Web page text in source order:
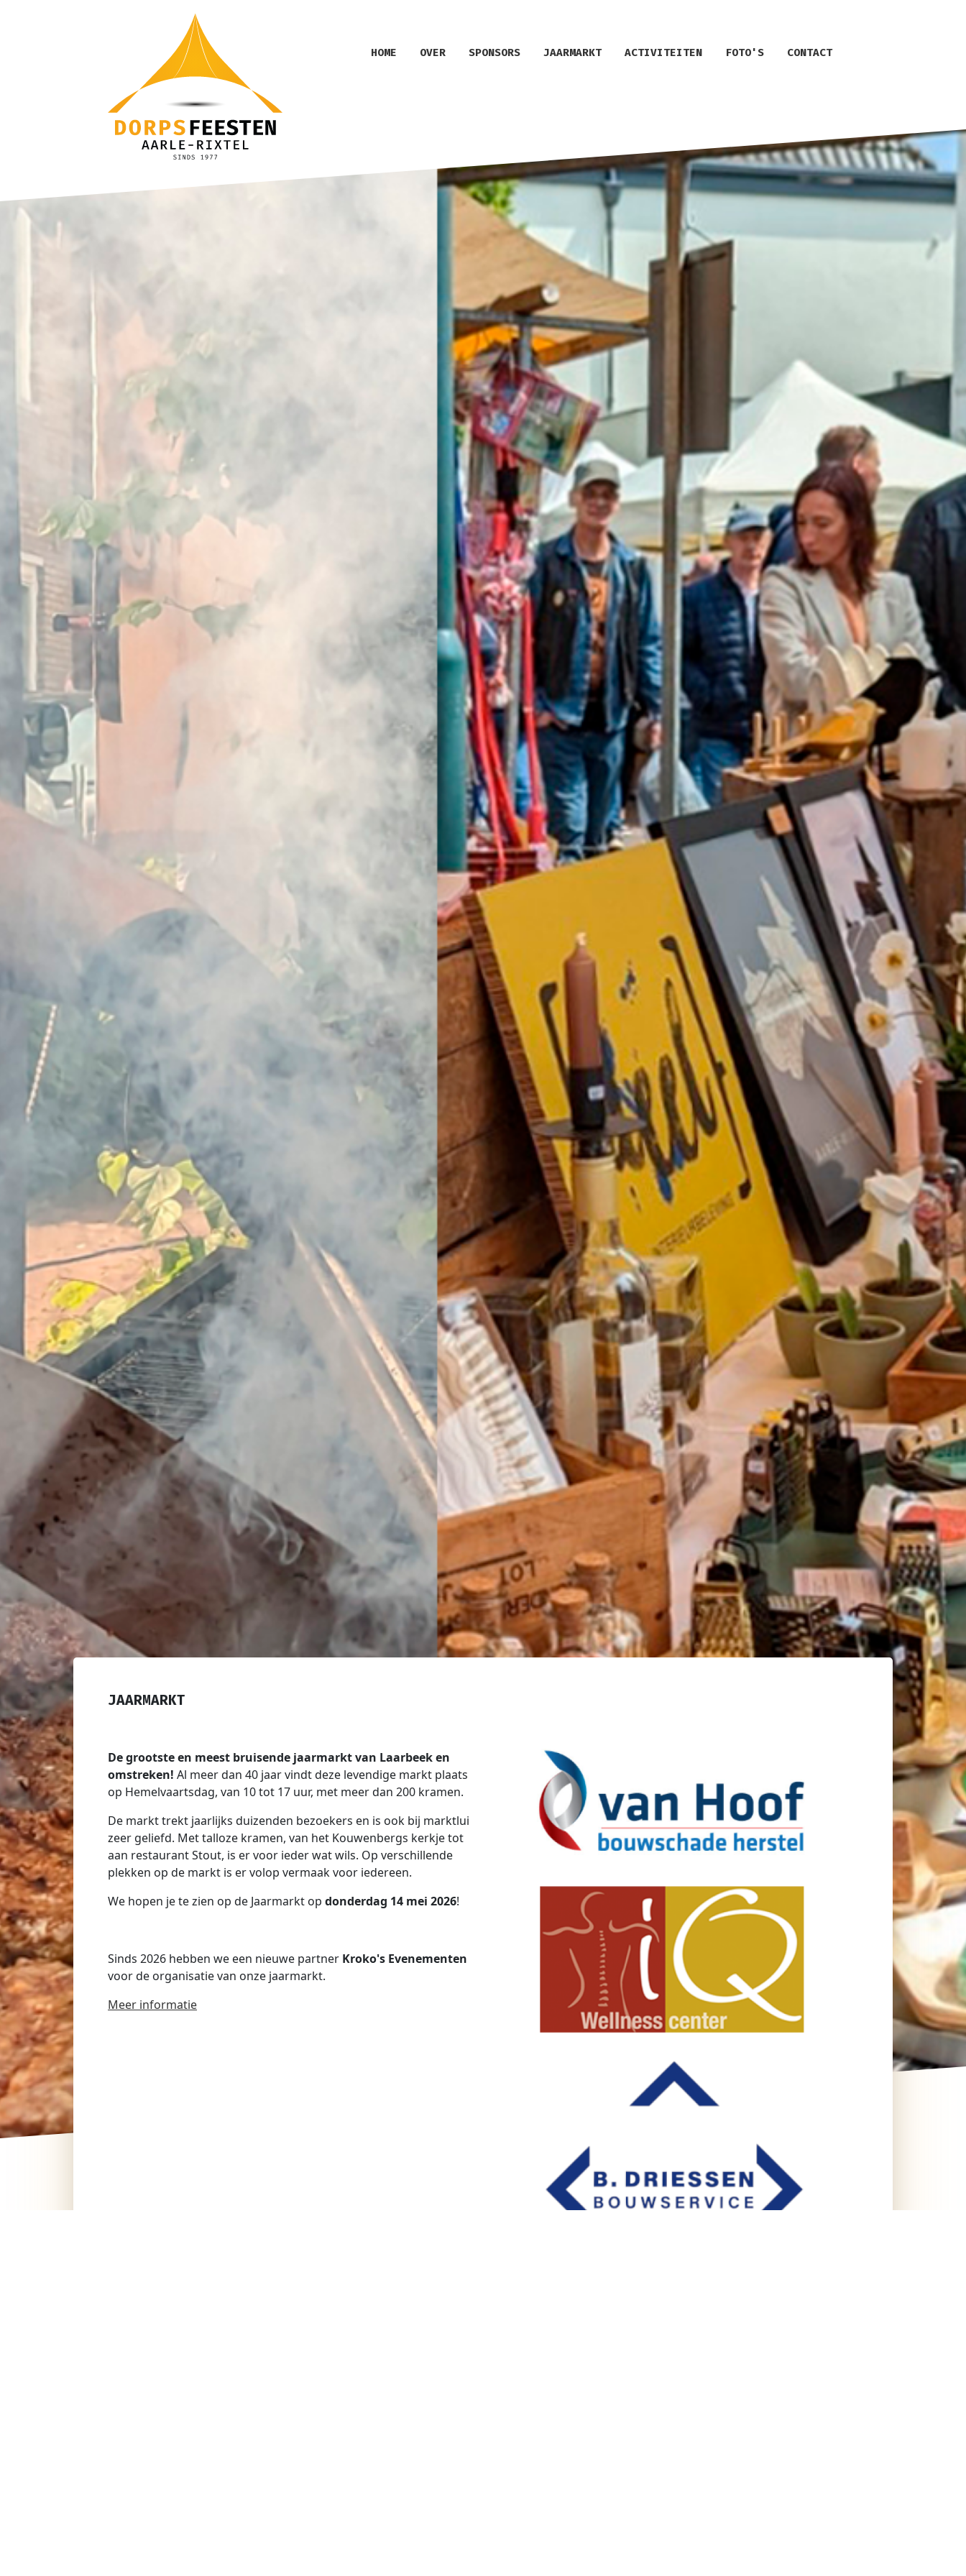
HOME OVER SPONSORS JAARMARKT ACTIVITEITEN FOTO'S CONTACT
JAARMARKT
De grootste en meest bruisende jaarmarkt van Laarbeek en
omstreken! Al meer dan 40 jaar vindt deze levendige markt plaats
op Hemelvaartsdag, van 10 tot 17 uur, met meer dan 200 kramen.
De markt trekt jaarlijks duizenden bezoekers en is ook bij marktlui
zeer geliefd. Met talloze kramen, van het Kouwenbergs kerkje tot
aan restaurant Stout, is er voor ieder wat wils. Op verschillende
plekken op de markt is er volop vermaak voor iedereen.
We hopen je te zien op de Jaarmarkt op donderdag 14 mei 2026!
Sinds 2026 hebben we een nieuwe partner Kroko's Evenementen
voor de organisatie van onze jaarmarkt.
Meer informatie